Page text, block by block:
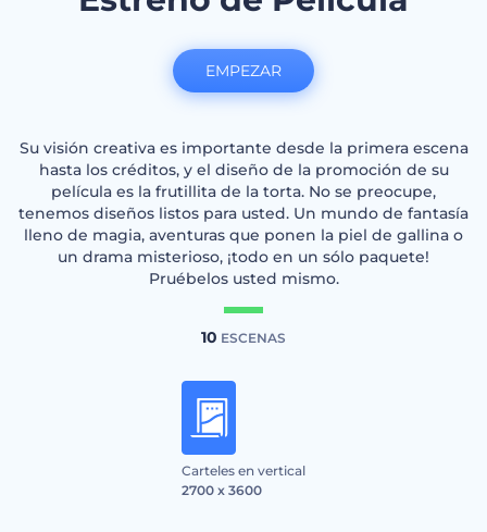
Su visión creativa es importante desde la primera escena
hasta los créditos, y el diseño de la promoción de su
película es la frutillita de la torta. No se preocupe,
tenemos diseños listos para usted. Un mundo de fantasía
lleno de magia, aventuras que ponen la piel de gallina o
un drama misterioso, ¡todo en un sólo paquete!
Pruébelos usted mismo.
10 ESCENAS
Carteles en vertical
2700 x 3600
EMPEZAR